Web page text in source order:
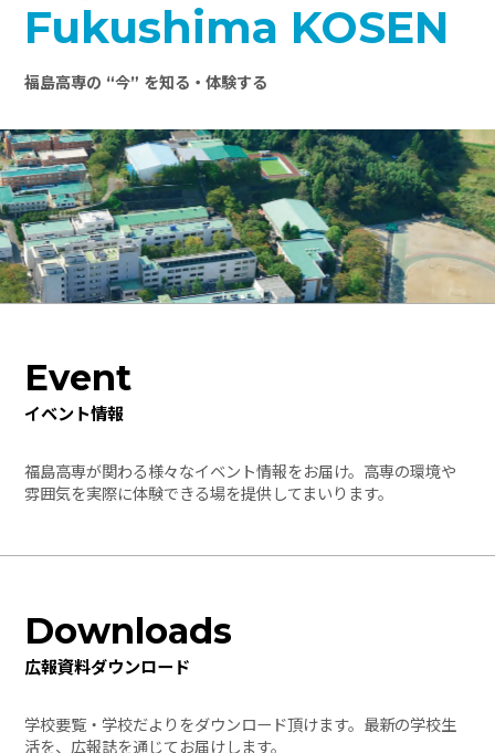
Fukushima KOSEN
福島高専の “今” を知る・体験する
Event
イベント情報
福島高専が関わる様々なイベント情報をお届け。高専の環境や
雰囲気を実際に体験できる場を提供してまいります。
Downloads
広報資料ダウンロード
学校要覧・学校だよりをダウンロード頂けます。最新の学校生
活を、広報誌を通じてお届けします。